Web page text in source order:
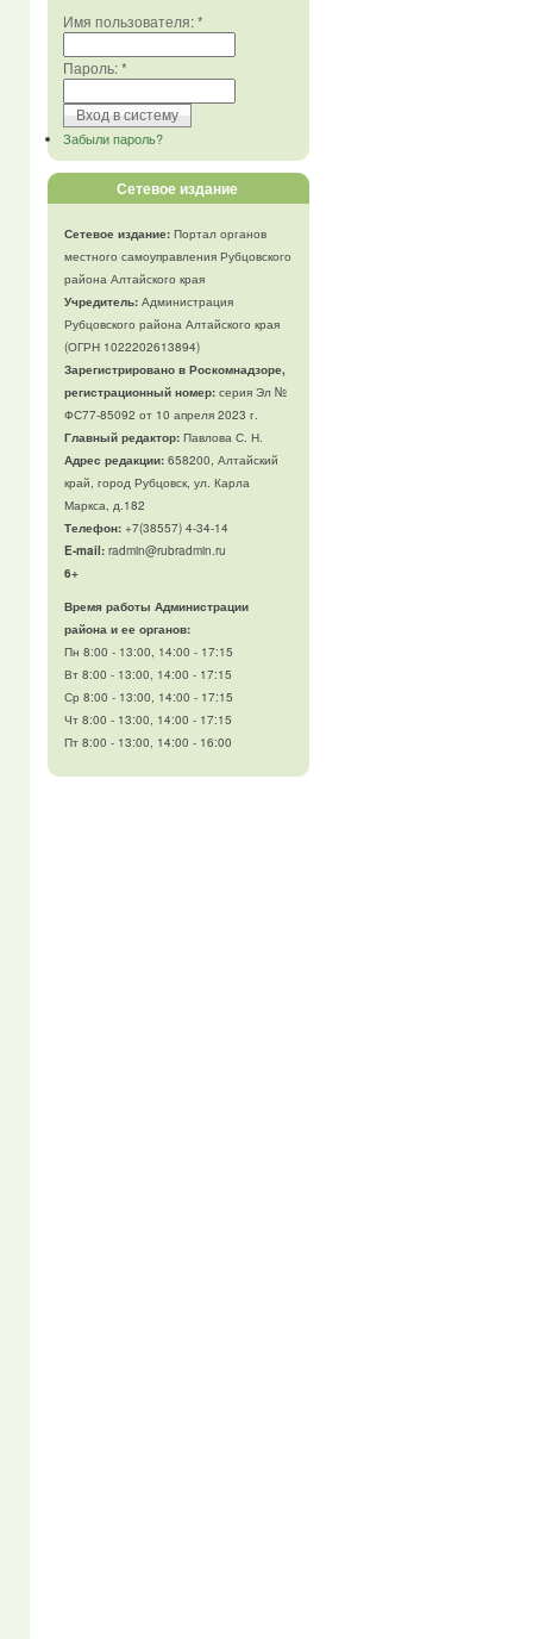
Имя пользователя:*
Пароль:*
Забыли пароль?
Сетевое издание
Сетевое издание:Портал органов
местного самоуправления Рубцовского
района Алтайского края
Учредитель:Администрация
Рубцовского района Алтайского края
(ОГРН 1022202613894)
Зарегистрировано в Роскомнадзоре,
регистрационный номер:серия Эл №
ФС77-85092 от 10 апреля 2023 г.
Главный редактор:Павлова С. Н.
Адрес редакции:658200, Алтайский
край, город Рубцовск, ул. Карла
Маркса, д.182
Телефон:+7(38557) 4-34-14
E-mail:radmin@rubradmin.ru
6+
Время работы Администрации
района и ее органов:
Пн 8:00 - 13:00, 14:00 - 17:15
Вт 8:00 - 13:00, 14:00 - 17:15
Ср 8:00 - 13:00, 14:00 - 17:15
Чт 8:00 - 13:00, 14:00 - 17:15
Пт 8:00 - 13:00, 14:00 - 16:00